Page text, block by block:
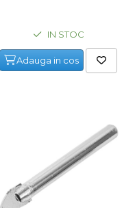
IN STOC
Adauga in cos